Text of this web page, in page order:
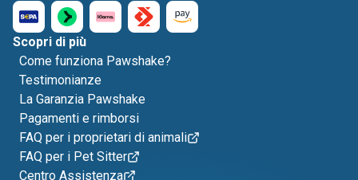
Scopri di più
Come funziona Pawshake?
Testimonianze
La Garanzia Pawshake
Pagamenti e rimborsi
FAQ per i proprietari di animali
FAQ per i Pet Sitter
Centro Assistenza